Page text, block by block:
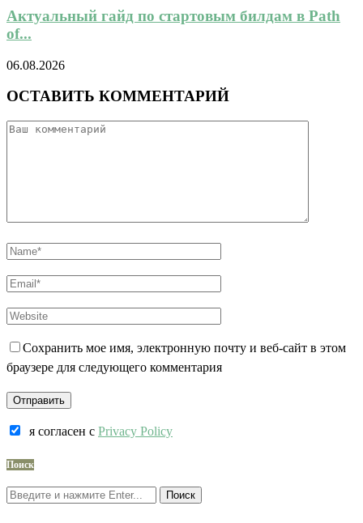
Актуальный гайд по стартовым билдам в Path
of...
06.08.2026
ОСТАВИТЬ КОММЕНТАРИЙ
Сохранить мое имя, электронную почту и веб-сайт в этом
браузере для следующего комментария
я согласен c Privacy Policy
Поиск
Поиск